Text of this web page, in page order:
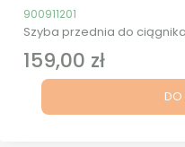
Kod produktu
900911201
Szyba przednia do ciągnika
Cena
159,00 zł
DO